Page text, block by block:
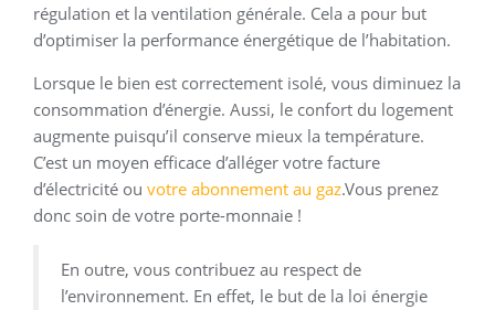
régulation et la ventilation générale. Cela a pour but
d’optimiser la performance énergétique de l’habitation.
Lorsque le bien est correctement isolé, vous diminuez la
consommation d’énergie. Aussi, le confort du logement
augmente puisqu’il conserve mieux la température.
C’est un moyen efficace d’alléger votre facture
d’électricité ou votre abonnement au gaz.Vous prenez
donc soin de votre porte-monnaie !
En outre, vous contribuez au respect de
l’environnement. En effet, le but de la loi énergie